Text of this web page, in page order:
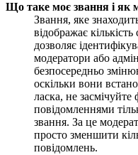
Що таке моє звання і як
Звання, яке
відображає
дозволяє
модератори або
безпосередньо
оскільки вони
ласка, не
повідомленнями
звання. За це
просто зменшити
повідомлень.